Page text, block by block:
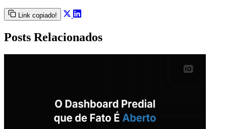
Link copiado!
Posts Relacionados